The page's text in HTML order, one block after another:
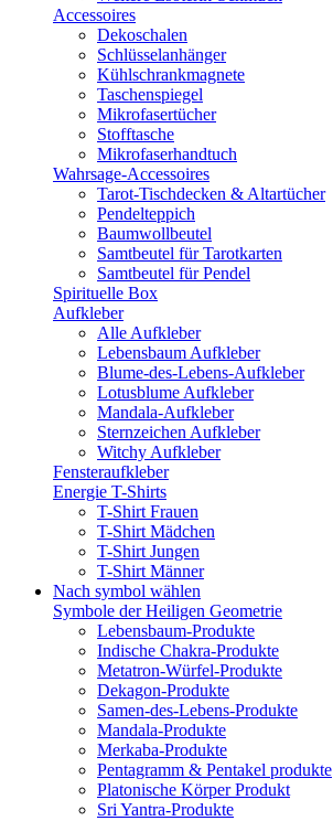
Accessoires
Dekoschalen
Schlüsselanhänger
Kühlschrankmagnete
Taschenspiegel
Mikrofasertücher
Stofftasche
Mikrofaserhandtuch
Wahrsage-Accessoires
Tarot-Tischdecken & Altartücher
Pendelteppich
Baumwollbeutel
Samtbeutel für Tarotkarten
Samtbeutel für Pendel
Spirituelle Box
Aufkleber
Alle Aufkleber
Lebensbaum Aufkleber
Blume-des-Lebens-Aufkleber
Lotusblume Aufkleber
Mandala-Aufkleber
Sternzeichen Aufkleber
Witchy Aufkleber
Fensteraufkleber
Energie T-Shirts
T-Shirt Frauen
T-Shirt Mädchen
T-Shirt Jungen
T-Shirt Männer
Nach symbol wählen
Symbole der Heiligen Geometrie
Lebensbaum-Produkte
Indische Chakra-Produkte
Metatron-Würfel-Produkte
Dekagon-Produkte
Samen-des-Lebens-Produkte
Mandala-Produkte
Merkaba-Produkte
Pentagramm & Pentakel produkte
Platonische Körper Produkt
Sri Yantra-Produkte